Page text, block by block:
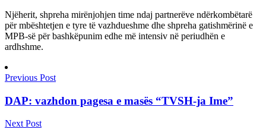
Njëherit, shpreha mirënjohjen time ndaj partnerëve ndërkombëtarë
për mbështetjen e tyre të vazhdueshme dhe shpreha gatishmërinë e
MPB-së për bashkëpunim edhe më intensiv në periudhën e
ardhshme.
Previous Post
DAP: vazhdon pagesa e masës “TVSH-ja Ime”
Next Post